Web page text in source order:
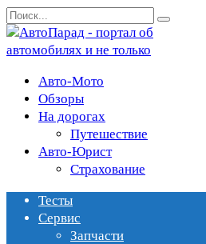
Перейти
к
содержанию
Search
for:
Авто-Мото
Обзоры
На дорогах
Путешествие
Авто-Юрист
Страхование
Тесты
Сервис
Запчасти